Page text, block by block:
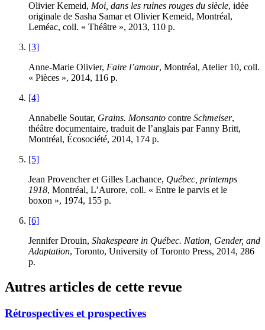
Olivier Kemeid, Moi, dans les ruines rouges du siècle, idée
originale de Sasha Samar et Olivier Kemeid, Montréal,
Leméac, coll. « Théâtre », 2013, 110 p.
[3]
Anne-Marie Olivier, Faire l’amour, Montréal, Atelier 10, coll.
« Pièces », 2014, 116 p.
[4]
Annabelle Soutar, Grains. Monsanto contre Schmeiser,
théâtre documentaire, traduit de l’anglais par Fanny Britt,
Montréal, Écosociété, 2014, 174 p.
[5]
Jean Provencher et Gilles Lachance, Québec, printemps
1918, Montréal, L’Aurore, coll. « Entre le parvis et le
boxon », 1974, 155 p.
[6]
Jennifer Drouin, Shakespeare in Québec. Nation, Gender, and
Adaptation, Toronto, University of Toronto Press, 2014, 286
p.
Autres articles de cette revue
Rétrospectives et prospectives